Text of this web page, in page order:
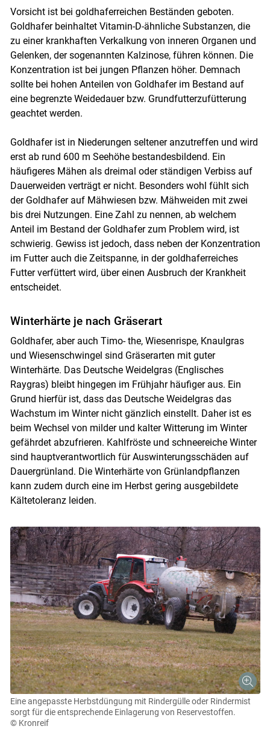
Vorsicht ist bei goldhaferreichen Beständen geboten.
Goldhafer beinhaltet Vitamin-D-ähnliche Substanzen, die
zu einer krankhaften Verkalkung von inneren Organen und
Gelenken, der sogenannten Kalzinose, führen können. Die
Konzentration ist bei jungen Pflanzen höher. Demnach
sollte bei hohen Anteilen von Goldhafer im Bestand auf
eine begrenzte Weidedauer bzw. Grundfutterzufütterung
geachtet werden.
Goldhafer ist in Niederungen seltener anzutreffen und wird
erst ab rund 600 m Seehöhe bestandesbildend. Ein
häufigeres Mähen als dreimal oder ständigen Verbiss auf
Dauerweiden verträgt er nicht. Besonders wohl fühlt sich
der Goldhafer auf Mähwiesen bzw. Mähweiden mit zwei
bis drei Nutzungen. Eine Zahl zu nennen, ab welchem
Anteil im Bestand der Goldhafer zum Problem wird, ist
schwierig. Gewiss ist jedoch, dass neben der Konzentration
im Futter auch die Zeitspanne, in der goldhaferreiches
Futter verfüttert wird, über einen Ausbruch der Krankheit
entscheidet.
Winterhärte je nach Gräserart
Goldhafer, aber auch Timo- the, Wiesenrispe, Knaulgras
und Wiesenschwingel sind Gräserarten mit guter
Winterhärte. Das Deutsche Weidelgras (Englisches
Raygras) bleibt hingegen im Frühjahr häufiger aus. Ein
Grund hierfür ist, dass das Deutsche Weidelgras das
Wachstum im Winter nicht gänzlich einstellt. Daher ist es
beim Wechsel von milder und kalter Witterung im Winter
gefährdet abzufrieren. Kahlfröste und schneereiche Winter
sind hauptverantwortlich für Auswinterungsschäden auf
Dauergrünland. Die Winterhärte von Grünlandpflanzen
kann zudem durch eine im Herbst gering ausgebildete
Kältetoleranz leiden.
Eine angepasste Herbstdüngung mit Rindergülle oder Rindermist
sorgt für die entsprechende Einlagerung von Reservestoffen.
© Kronreif